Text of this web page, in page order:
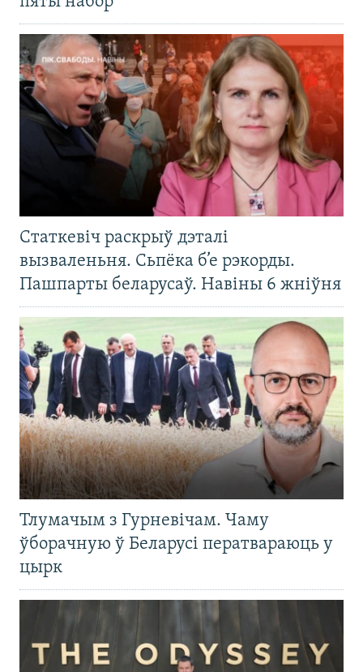
Статкевіч раскрыў дэталі
вызваленьня. Сьпёка б’е рэкорды.
Пашпарты беларусаў. Навіны 6 жніўня
Тлумачым з Гурневічам. Чаму
ўборачную ў Беларусі ператвараюць у
цырк